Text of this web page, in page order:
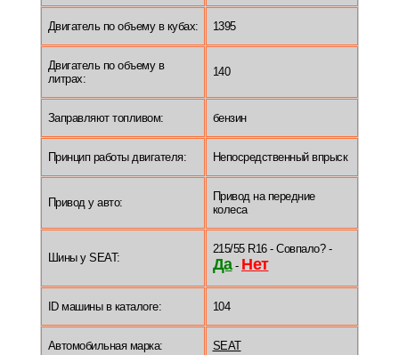
Двигатель по объему в кубах: 1395
Двигатель по объему в
литрах:
140
Заправляют топливом: бензин
Принцип работы двигателя: Непосредственный впрыск
Привод у авто:
Привод на передние
колеса
Шины у SEAT:
215/55 R16 - Совпало? -
Да- Нет
ID машины в каталоге: 104
Автомобильная марка: SEAT